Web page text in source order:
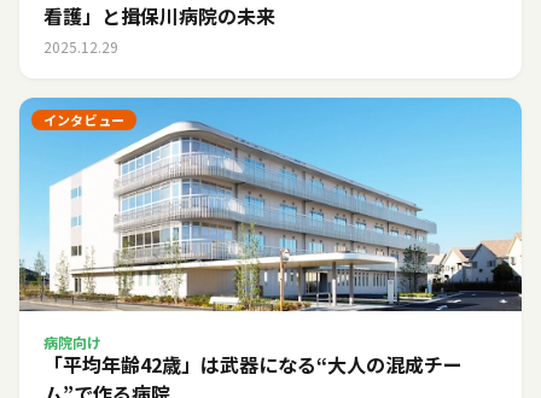
看護」と揖保川病院の未来
2025.12.29
インタビュー
病院向け
「平均年齢42歳」は武器になる――“大人の混成チー